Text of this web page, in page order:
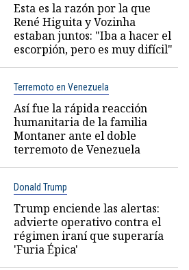
Esta es la razón por la que
René Higuita y Vozinha
estaban juntos: "Iba a hacer el
escorpión, pero es muy difícil"
Terremoto en Venezuela
Así fue la rápida reacción
humanitaria de la familia
Montaner ante el doble
terremoto de Venezuela
Donald Trump
Trump enciende las alertas:
advierte operativo contra el
régimen iraní que superaría
'Furia Épica'